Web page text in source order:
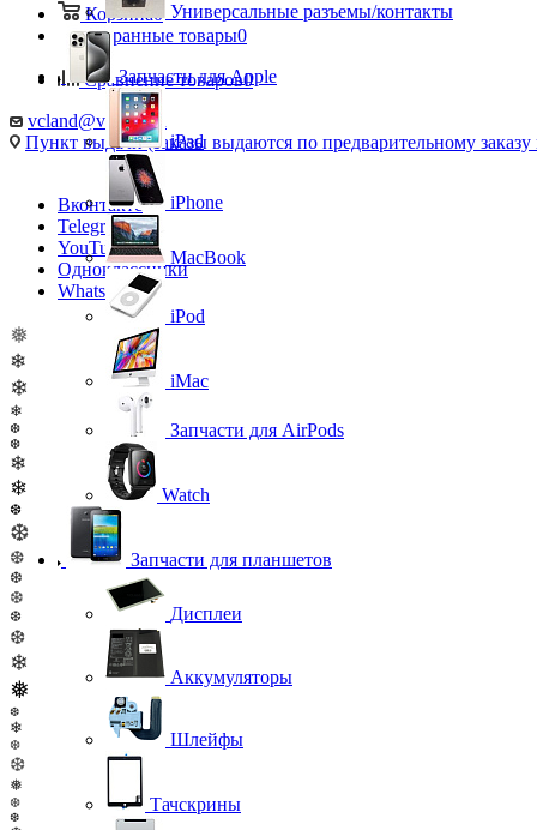
Корзина0
Избранные товары0
Сравнение товаров0
vcland@vcland.ru
Пункт выдачи (заказы выдаются по предварительному заказу
Вконтакте
Telegram
YouTube
Одноклассники
WhatsApp
❅
❄
❄
❄
❆
❆
❄
❄
❆
❆
❆
❆
❆
❆
❆
❄
❅
❆
❄
❆
❆
❅
❆
❆
Универсальные разъемы/контакты
Запчасти для Apple
iPad
iPhone
MacBook
iPod
iMac
Запчасти для AirPods
Watch
Запчасти для планшетов
Дисплеи
Аккумуляторы
Шлейфы
Тачскрины